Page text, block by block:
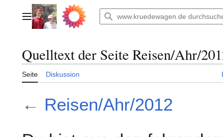
springenHauptmenü
Quelltext der Seite Reisen/Ahr/
Seite Diskussion
← Reisen/Ahr/2012